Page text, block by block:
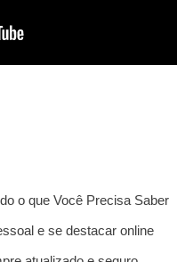
o que Você Precisa Saber
e se destacar online